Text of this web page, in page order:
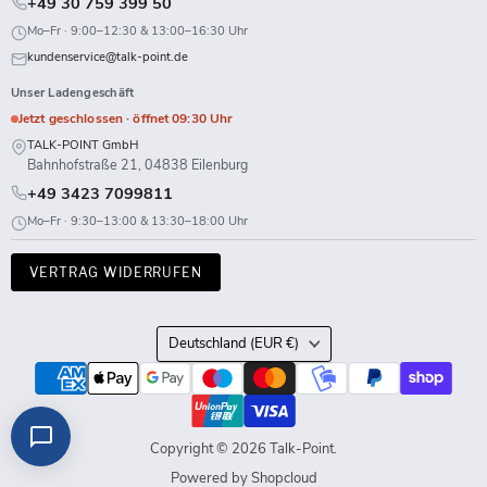
Mo–Fr · 9:00–12:30 & 13:00–16:30 Uhr
kundenservice@talk-point.de
Unser Ladengeschäft
Jetzt geschlossen · öffnet 09:30 Uhr
TALK-POINT GmbH
Bahnhofstraße 21, 04838 Eilenburg
+49 3423 7099811
Mo–Fr · 9:30–13:00 & 13:30–18:00 Uhr
VERTRAG WIDERRUFEN
Land
Deutschland (EUR €)
Copyright © 2026 Talk-Point.
Powered by Shopcloud